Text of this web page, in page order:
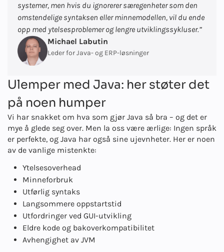
systemer, men hvis du ignorerer særegenheter som den
omstendelige syntaksen eller minnemodellen, vil du ende
opp med ytelsesproblemer og lengre utviklingssykluser.”
Michael Labutin
Leder for Java- og ERP-løsninger
Ulemper med Java: her støter det
på noen humper
Vi har snakket om hva som gjør Java så bra – og det er
mye å glede seg over. Men la oss være ærlige: Ingen språk
er perfekte, og Java har også sine ujevnheter. Her er noen
av de vanlige mistenkte:
Ytelsesoverhead
Minneforbruk
Utførlig syntaks
Langsommere oppstartstid
Utfordringer ved GUI-utvikling
Eldre kode og bakoverkompatibilitet
Avhengighet av JVM